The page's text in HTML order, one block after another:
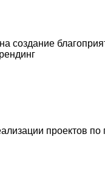
создание
проектов